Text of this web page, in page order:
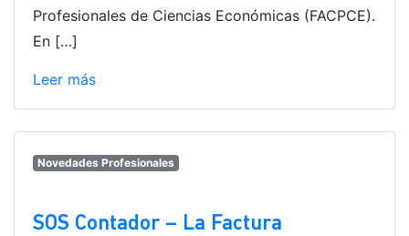
Profesionales de Ciencias Económicas (FACPCE).
En […]
Leer más
Novedades Profesionales
SOS Contador – La Factura